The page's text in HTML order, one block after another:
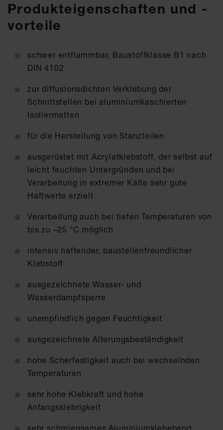
Produkteigenschaften und -
vorteile
schwer entflammbar, Baustoffklasse B1 nach
DIN 4102
zur diffusionsdichten Verklebung der
Schnittstellen bei aluminiumkaschierten
Isoliermatten
für die Herstellung von Stanzteilen
ausgerüstet mit Acrylatklebstoff, der selbst auf
leicht feuchten Untergründen und bei
Verarbeitung in extremer Kälte sehr gute
Haftwerte erzielt
Verarbeitung auch bei tiefen Temperaturen von
bis zu –25 °C möglich
intensiv haftender, baustellenfreundlicher
Klebstoff
ausgezeichnete Wasser- und
Wasserdampfsperre
unempfindlich gegen Feuchtigkeit
ausgezeichnete Alterungsbeständigkeit
hohe Scherfestigkeit auch bei wechselnden
Temperaturen
sehr hohe Klebkraft und hohe
Anfangsklebrigkeit
sehr schmiegsames Aluminiumklebeband